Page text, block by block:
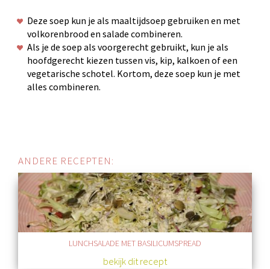
Deze soep kun je als maaltijdsoep gebruiken en met
volkorenbrood en salade combineren.
Als je de soep als voorgerecht gebruikt, kun je als
hoofdgerecht kiezen tussen vis, kip, kalkoen of een
vegetarische schotel. Kortom, deze soep kun je met
alles combineren.
ANDERE RECEPTEN:
LUNCHSALADE MET BASILICUMSPREAD
bekijk dit recept